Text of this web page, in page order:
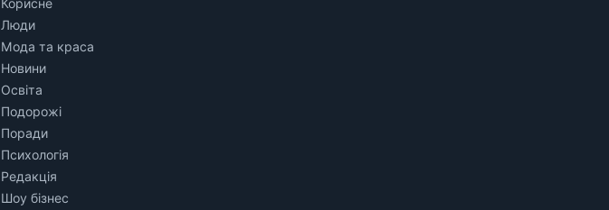
Люди
Мода та краса
Новини
Освіта
Подорожі
Поради
Психологія
Редакція
Шоу бізнес